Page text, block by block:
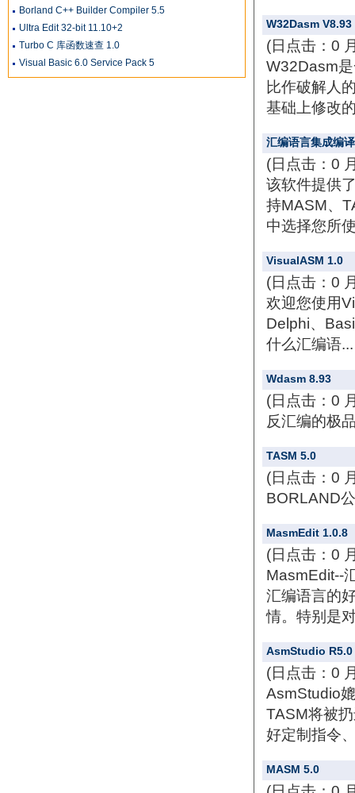
Borland C++ Builder Compiler 5.5
Ultra Edit 32-bit 11.10+2
Turbo C 库函数速查 1.0
Visual Basic 6.0 Service Pack 5
W32Dasm V8.93
(日点击：0
W32Dasm
比作破解人
基础上修改
汇编语言集成编
(日点击：0
该软件提供
持MASM、
中选择您所
VisualASM 1.0
(日点击：0
欢迎您使用
Delphi、
什么汇编语
Wdasm 8.93
(日点击：0
反汇编的极
TASM 5.0
(日点击：0
BORLAND
MasmEdit 1.0.8
(日点击：0
MasmEdit--
汇编语言的
情。特别是
AsmStudio R5.0
(日点击：0
AsmStudio
TASM将被
好定制指令
MASM 5.0